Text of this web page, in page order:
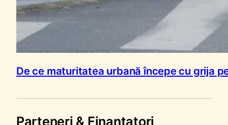
De ce maturitatea urbană începe cu grija
Parteneri & Finanțatori